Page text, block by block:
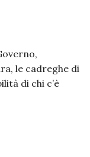
le cadreghe di
di chi c’è